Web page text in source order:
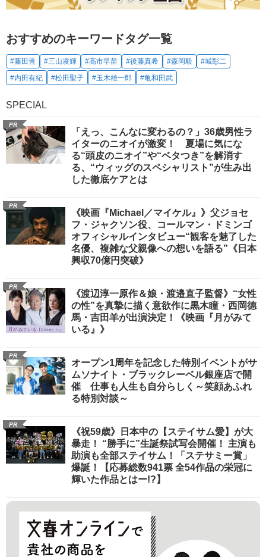
おすすめのキーワードタグ一覧
#藤田晋 #三山凌輝 #高市早苗 #後藤真希 #森岡毅
#城彰二
#内田有紀
#松田聖子 #玉木雄一郎 #亀和田武
SPECIAL
PR
「えっ、こんなに変わるの？」36歳男性ラ
イターのニオイが激変！ 夏場に気にな
る“頭皮のニオイ”や“ベタつき”を解消す
る、“ウィッグのスペシャリスト”が生み出
した徹底ケアとは
PR
《映画『Michael／マイケル』》父ジョセ
フ・ジャクソン役、コールマン・ドミンゴ
オフィシャルインタビュー“観客を魅了した
名優、複雑な父親像への想いを語る”《日本
興収70億円突破》
PR
《渡辺淳一原作＆娘・渡邉直子監督》“女性
の性”を真摯に描く意欲作に黒木瞳・西岡德
馬・吉田羊が出演決定！《映画『月がみて
いる』》
PR
オープン1周年を記念した特別イベントがサ
ムソナイト・ブラックレーベル銀座店で開
催 仕事も人生も自分らしく～笑顔あふれ
る特別対談～
PR
《祝59歳》日本中の【ステイサム愛】が大
暴走！ “勝手に”生誕祭試写会開催！ 主演も
助演も全部ステイサム！「ステサミー賞」
爆誕！【応募総数941票 全54作品の栄冠に
輝いた作品とはー!?】